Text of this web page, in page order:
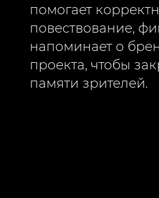
помогает
повествование,
напоминает о
проекта, чтобы
памяти зрителей.